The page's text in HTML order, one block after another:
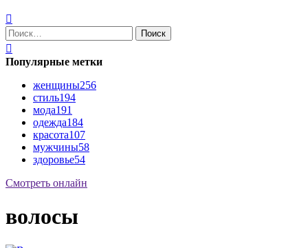
Найти:
Популярные метки
женщины256
стиль194
мода191
одежда184
красота107
мужчины58
здоровье54
Смотреть онлайн
волосы